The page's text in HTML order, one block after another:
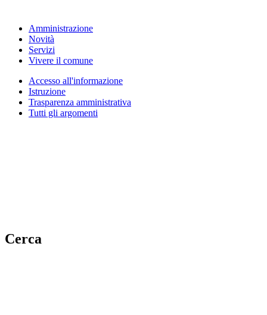
Amministrazione
Novità
Servizi
Vivere il comune
Accesso all'informazione
Istruzione
Trasparenza amministrativa
Tutti gli argomenti
Cerca